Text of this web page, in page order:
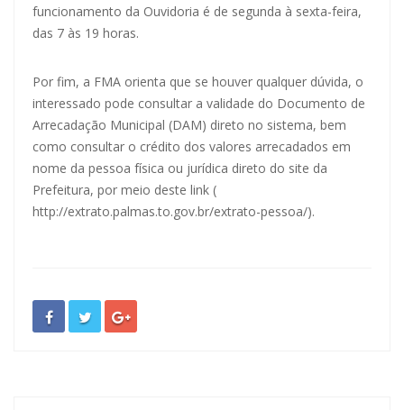
funcionamento da Ouvidoria é de segunda à sexta-feira,
das 7 às 19 horas.
Por fim, a FMA orienta que se houver qualquer dúvida, o
interessado pode consultar a validade do Documento de
Arrecadação Municipal (DAM) direto no sistema, bem
como consultar o crédito dos valores arrecadados em
nome da pessoa física ou jurídica direto do site da
Prefeitura, por meio deste link (
http://extrato.palmas.to.gov.br/extrato-pessoa/).